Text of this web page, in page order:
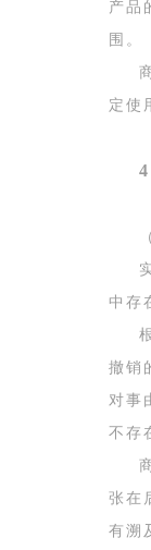
产品
围。
定使
中存
撤销
对事
不存
张在
有溯